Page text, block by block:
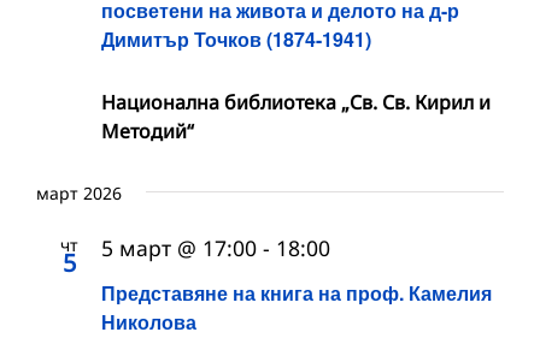
посветени на живота и делото на д-р
Димитър Точков (1874-1941)
Национална библиотека „Св. Св. Кирил и
Методий“
март 2026
чт
5
Представяне на книга на проф. Камелия
Николова
5 март @ 17:00 - 18:00